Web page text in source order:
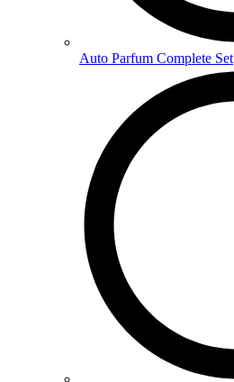
Auto Parfum Complete Set